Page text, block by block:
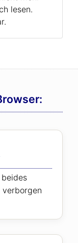
lesen.
beides
verborgen